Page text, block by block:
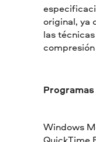
original, ya
las
Windows